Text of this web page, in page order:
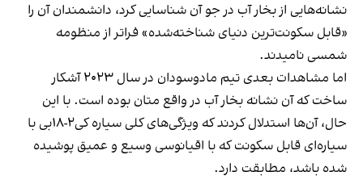
نشانه‌هایی از بخار آب در جو آن شناسایی کرد، دانشمندان آن را
«قابل سکونت‌ترین دنیای شناخته‌شده» فراتر از منظومه
شمسی نامیدند.
اما مشاهدات بعدی تیم مادوسودان در سال ۲۰۲۳ آشکار
ساخت که آن نشانه بخار آب در واقع متان بوده است. با این
حال، آن‌ها استدلال کردند که ویژگی‌های کلی سیاره کی‌۲-۱۸بی با
سیاره‌ای قابل سکونت که با اقیانوسی وسیع و عمیق پوشیده
شده باشد، مطابقت دارد.